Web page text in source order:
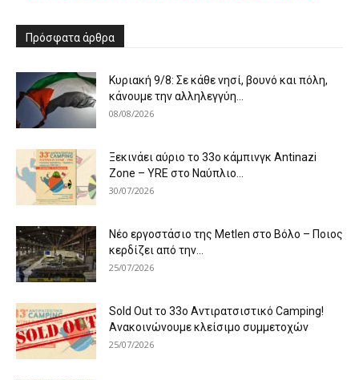
Πρόσφατα άρθρα
Κυριακή 9/8: Σε κάθε νησί, βουνό και πόλη,
κάνουμε την αλληλεγγύη...
08/08/2026
Ξεκινάει αύριο το 33ο κάμπινγκ Antinazi
Zone – YRE στο Ναύπλιο...
30/07/2026
Νέο εργοστάσιο της Metlen στο Βόλο – Ποιος
κερδίζει από την...
25/07/2026
Sold Out το 33ο Αντιρατσιστικό Camping!
Ανακοινώνουμε κλείσιμο συμμετοχών
25/07/2026